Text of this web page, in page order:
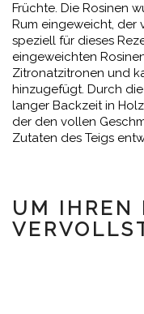
Früchte. Die Rosinen
Rum eingeweicht, der
speziell für dieses
eingeweichten
Zitronatzitronen und
hinzugefügt. Durch
langer Backzeit in
der den vollen
Zutaten des Teigs
UM IHREN